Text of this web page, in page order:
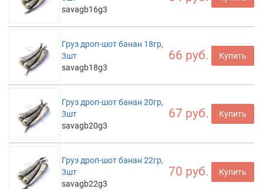
savagb16g3
Груз дроп-шот банан 18гр,
3шт
savagb18g3
66 руб. Купить
Груз дроп-шот банан 20гр,
3шт
savagb20g3
67 руб. Купить
Груз дроп-шот банан 22гр,
3шт
savagb22g3
70 руб. Купить